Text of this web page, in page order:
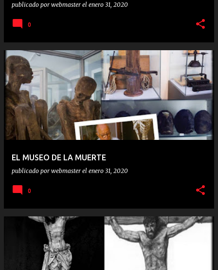
publicado por webmaster el enero 31, 2020
0
EL MUSEO DE LA MUERTE
publicado por webmaster el enero 31, 2020
0